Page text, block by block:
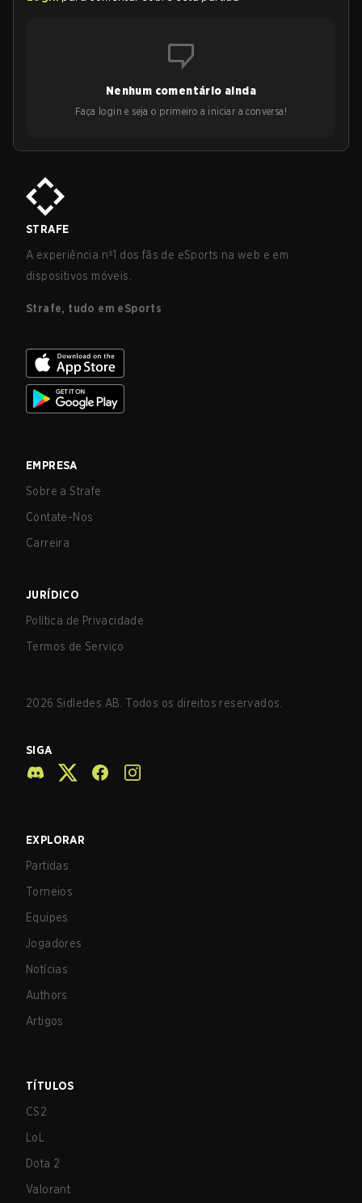
Nenhum comentário ainda
Faça login e seja o primeiro a iniciar a conversa!
STRAFE
A experiência nº1 dos fãs de eSports na web e em
dispositivos móveis.
Strafe, tudo em eSports
EMPRESA
Sobre a Strafe
Contate-Nos
Carreira
JURÍDICO
Política de Privacidade
Termos de Serviço
2026 Sidledes AB. Todos os direitos reservados.
SIGA
EXPLORAR
Partidas
Torneios
Equipes
Jogadores
Notícias
Authors
Artigos
TÍTULOS
CS2
LoL
Dota 2
Valorant